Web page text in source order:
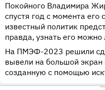
Покойного Владимира
спустя год с момента его
известный политик
правда, узнать его можно
На ПМЭФ-2023 решили
вывели на большой
созданную с помощью